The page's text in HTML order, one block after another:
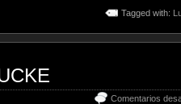
Tagged with:
Comentarios